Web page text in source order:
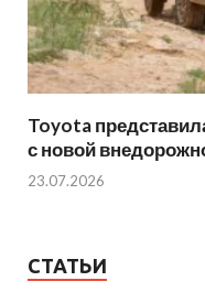
Toyota
с новой
23.07.2026
СТАТЬИ